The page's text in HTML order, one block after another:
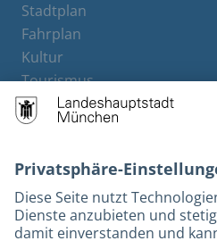
Stadtplan
Fahrplan
Kultur
Tourismus
M-Strom
Bürgerservice
Rechtliches und Kontakt